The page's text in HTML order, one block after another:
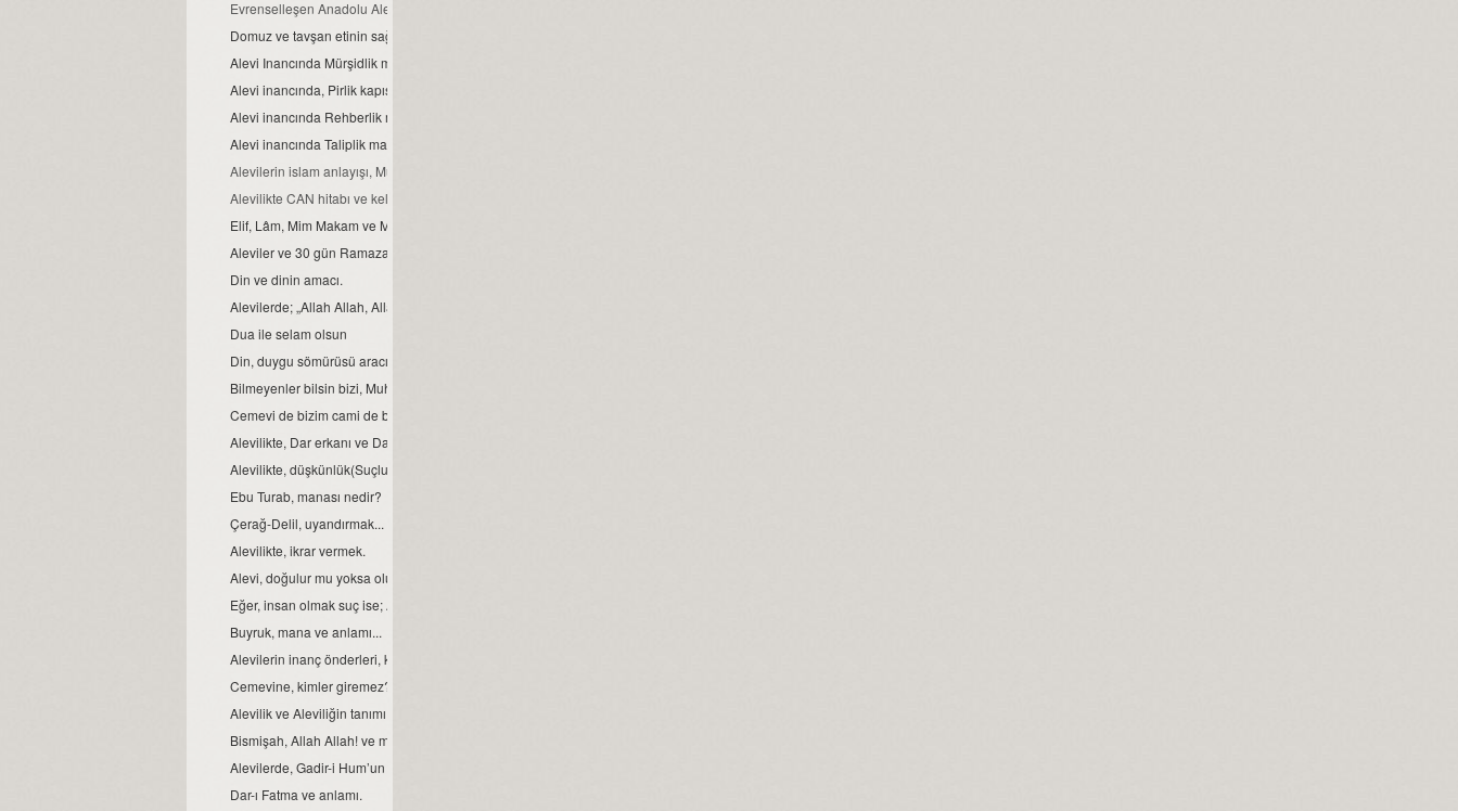
Evrenselleşen Anadolu Aleviliği
Domuz ve tavşan etinin sağlığa zararları
Alevi Inancında Mürşidlik makamı
Alevi inancında, Pirlik kapısı.
Alevi inancında Rehberlik makamı
Alevi inancında Taliplik makamı
Alevilerin islam anlayışı, Muhammed Ali islamıdır.
Alevilikte CAN hitabı ve kelime manası
Elif, Lâm, Mim Makam ve Manaları
Aleviler ve 30 gün Ramazan orucu.
Din ve dinin amacı.
Alevilerde; „Allah Allah, Allah eyvallah, Aşk ile, Aşk-ı niyazımla, Hu erenler ve Can“ hitap ve manaları.
Dua ile selam olsun
Din, duygu sömürüsü aracı değil ve olmamalıdır.
Bilmeyenler bilsin bizi, Muhammed Ali diyenlerdeniz biz.
Cemevi de bizim cami de bizim demek, büyük bir yanlışlıktır...
Alevilikte, Dar erkanı ve Dar duruşları…
Alevilikte, düşkünlük(Suçluluk hali).
Ebu Turab, manası nedir?
Çerağ-Delil, uyandırmak...
Alevilikte, ikrar vermek.
Alevi, doğulur mu yoksa olunur mu?
Eğer, insan olmak suç ise; Aleviler bu suçu, Kerbela'da kabullendiler
Buyruk, mana ve anlamı...
Alevilerin inanç önderleri, kimlerdir?
Cemevine, kimler giremez?
Alevilik ve Aleviliğin tanımı...
Bismişah, Allah Allah! ve manası.
Alevilerde, Gadir-i Hum’un önemi
Dar-ı Fatma ve anlamı.